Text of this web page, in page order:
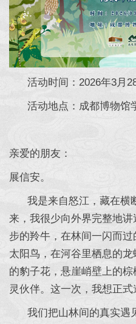
活动时间：2026年3月
活动地点：成都博物馆
亲爱的朋友：
展信安。
我是来自怒江，藏在横
来，我很少向外界完整地
步的羚牛，在林间一闪而
太阳鸟，在河谷里栖息的
的豹子花，悬崖峭壁上的
灵伙伴。这一次，我想正
我们把山林间的真实遇